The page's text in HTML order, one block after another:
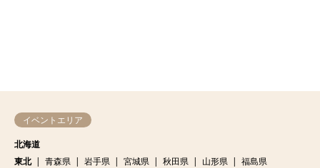
イベントエリア
北海道
東北
青森県 岩手県 宮城県 秋田県 山形県
福島県